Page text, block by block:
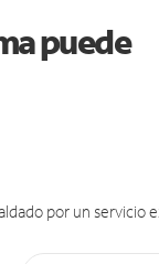
puede
por un servicio